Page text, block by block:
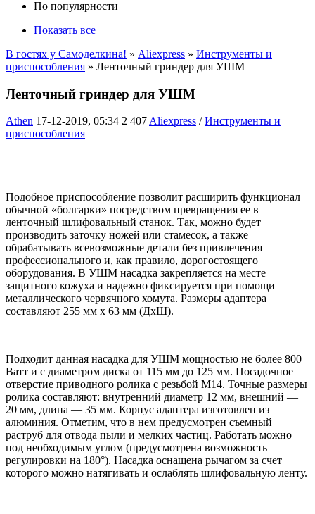
По популярности
Показать все
В гостях у Самоделкина! » Aliexpress » Инструменты и
приспособления » Ленточный гриндер для УШМ
Ленточный гриндер для УШМ
Athen 17-12-2019, 05:34 2 407Aliexpress /Инструменты и
приспособления
Подобное приспособление позволит расширить функционал
обычной «болгарки» посредством превращения ее в
ленточный шлифовальный станок. Так, можно будет
производить заточку ножей или стамесок, а также
обрабатывать всевозможные детали без привлечения
профессионального и, как правило, дорогостоящего
оборудования. В УШМ насадка закрепляется на месте
защитного кожуха и надежно фиксируется при помощи
металлического червячного хомута. Размеры адаптера
составляют 255 мм х 63 мм (ДхШ).
Подходит данная насадка для УШМ мощностью не более 800
Ватт и с диаметром диска от 115 мм до 125 мм. Посадочное
отверстие приводного ролика с резьбой М14. Точные размеры
ролика составляют: внутренний диаметр 12 мм, внешний —
20 мм, длина — 35 мм. Корпус адаптера изготовлен из
алюминия. Отметим, что в нем предусмотрен съемный
раструб для отвода пыли и мелких частиц. Работать можно
под необходимым углом (предусмотрена возможность
регулировки на 180°). Насадка оснащена рычагом за счет
которого можно натягивать и ослаблять шлифовальную ленту.